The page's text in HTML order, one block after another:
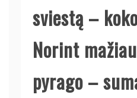
sviestą –
Norint
pyrago –